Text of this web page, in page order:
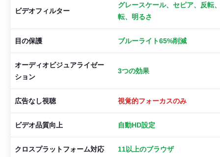
ビデオフィルター
グレースケール、セピア、反転
転、明るさ
目の保護 ブルーライト65%削減
オーディオビジュアライゼー
ション
3つの効果
広告なし視聴 視覚的フォーカスのみ
ビデオ品質向上 自動HD設定
クロスプラットフォーム対応 11以上のブラウザ